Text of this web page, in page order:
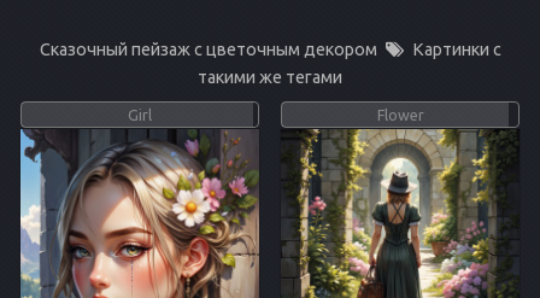
Сказочный пейзаж с цветочным декором
Картинки с
такими же тегами
Girl Flower